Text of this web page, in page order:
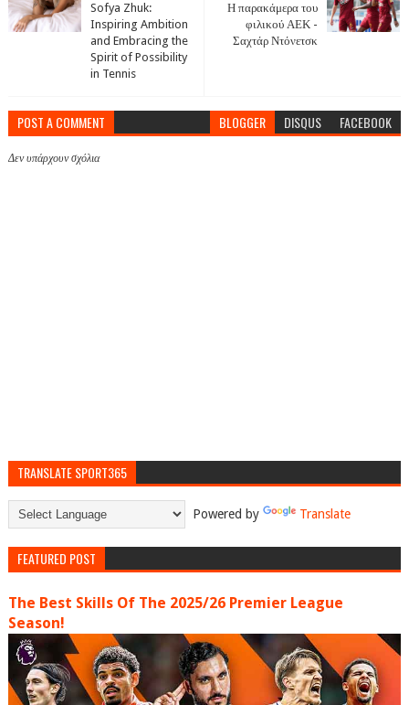
Η παρακάμερα του
φιλικού ΑΕΚ -
Σαχτάρ Ντόνετσκ
Sofya Zhuk:
Inspiring Ambition
and Embracing the
Spirit of Possibility
in Tennis
POST A COMMENT BLOGGER DISQUS FACEBOOK
Δεν υπάρχουν σχόλια
TRANSLATE SPORT365
Powered by Translate
FEATURED POST
The Best Skills Of The 2025/26 Premier League
Season!